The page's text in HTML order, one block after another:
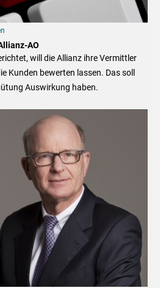
AO
will die Allianz ihre Vermittler
Kunden bewerten lassen. Das soll
Auswirkung haben.